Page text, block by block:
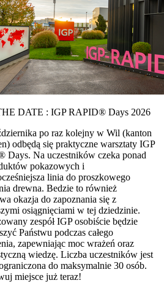
DATE : IGP RAPID® Days 2026
po raz kolejny w Wil (kanton
odbędą się praktyczne warsztaty IGP
Days. Na uczestników czeka ponad
pokazowych i
linia do proszkowego
drewna. Bedzie to również
okazja do zapoznania się z
osiągnięciami w tej dziedzinie.
zespół IGP osobiście będzie
Państwu podczas całego
zapewniając moc wrażeń oraz
wiedzę. Liczba uczestników jest
do maksymalnie 30 osób.
miejsce już teraz!